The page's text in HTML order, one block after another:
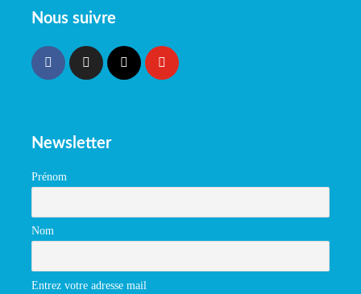
Nous suivre
Newsletter
Prénom
Nom
Entrez votre adresse mail